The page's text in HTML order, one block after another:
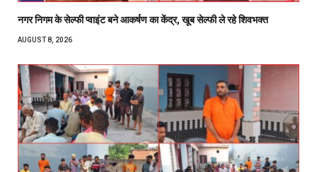
नगर निगम के सेल्फी प्वाइंट बने आकर्षण का केंद्र, खूब सेल्फी ले रहे शिवभक्त
AUGUST 8, 2026